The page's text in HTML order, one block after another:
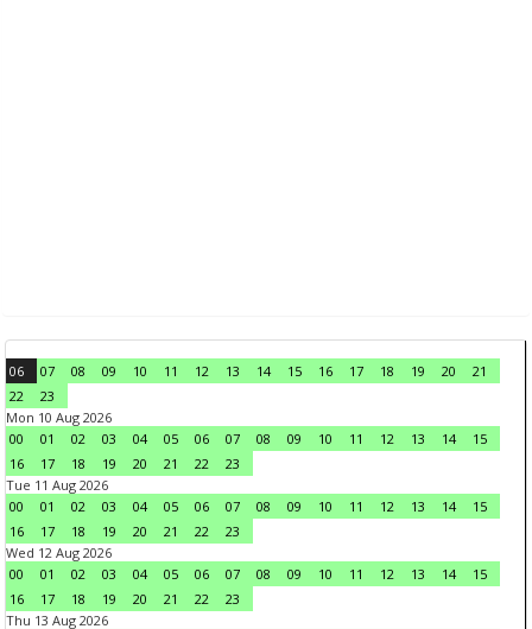
06 07 08 09 10 11 12 13 14 15 16 17 18 19 20
21
22
23
Mon 10 Aug 2026
00
01 02 03 04 05 06 07 08 09 10 11 12 13 14
15
16
17 18 19 20 21 22
23
Tue 11 Aug 2026
00
01 02 03 04 05 06 07 08 09 10 11 12 13 14
15
16
17 18 19 20 21 22
23
Wed 12 Aug 2026
00
01 02 03 04 05 06 07 08 09 10 11 12 13 14
15
16
17 18 19 20 21 22
23
Thu 13 Aug 2026